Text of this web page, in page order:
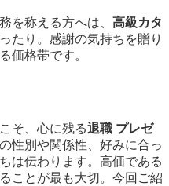
を称える方へは、 高級カタ
たり。感謝の気持ちを贈り
価格帯です。
そ、心に残る退職 プレゼ
性別や関係性、好みに合っ
は伝わります。高価である
ことが最も大切。今回ご紹